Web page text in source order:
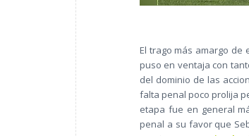
El trago más amargo de
puso en ventaja con
del dominio de las
falta penal poco prolija
etapa fue en general
penal a su favor que